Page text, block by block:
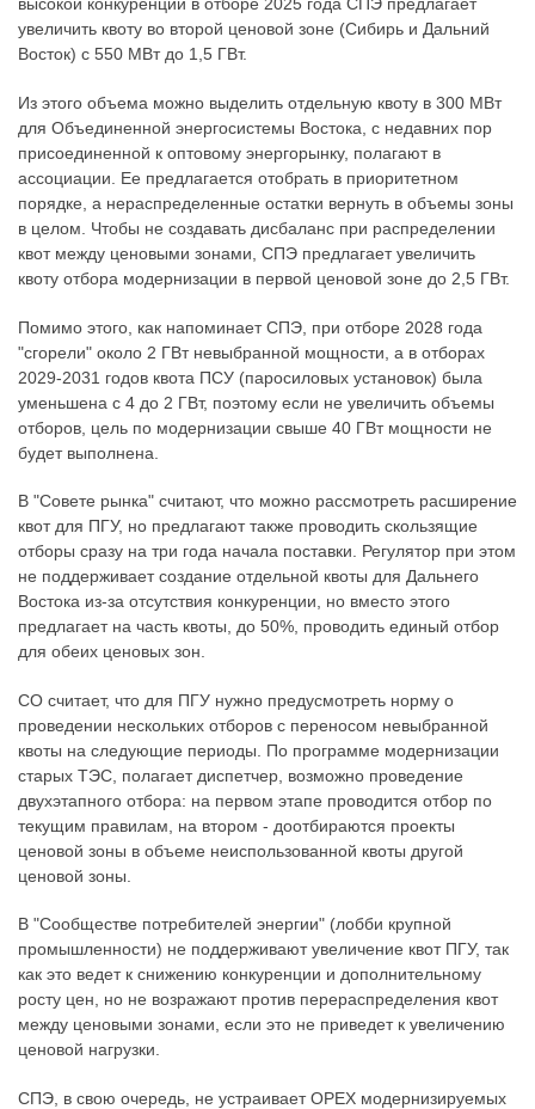
высокой конкуренции в отборе 2025 года СПЭ предлагает
увеличить квоту во второй ценовой зоне (Сибирь и Дальний
Восток) с 550 МВт до 1,5 ГВт.
Из этого объема можно выделить отдельную квоту в 300 МВт
для Объединенной энергосистемы Востока, с недавних пор
присоединенной к оптовому энергорынку, полагают в
ассоциации. Ее предлагается отобрать в приоритетном
порядке, а нераспределенные остатки вернуть в объемы зоны
в целом. Чтобы не создавать дисбаланс при распределении
квот между ценовыми зонами, СПЭ предлагает увеличить
квоту отбора модернизации в первой ценовой зоне до 2,5 ГВт.
Помимо этого, как напоминает СПЭ, при отборе 2028 года
"сгорели" около 2 ГВт невыбранной мощности, а в отборах
2029-2031 годов квота ПСУ (паросиловых установок) была
уменьшена с 4 до 2 ГВт, поэтому если не увеличить объемы
отборов, цель по модернизации свыше 40 ГВт мощности не
будет выполнена.
В "Совете рынка" считают, что можно рассмотреть расширение
квот для ПГУ, но предлагают также проводить скользящие
отборы сразу на три года начала поставки. Регулятор при этом
не поддерживает создание отдельной квоты для Дальнего
Востока из-за отсутствия конкуренции, но вместо этого
предлагает на часть квоты, до 50%, проводить единый отбор
для обеих ценовых зон.
СО считает, что для ПГУ нужно предусмотреть норму о
проведении нескольких отборов с переносом невыбранной
квоты на следующие периоды. По программе модернизации
старых ТЭС, полагает диспетчер, возможно проведение
двухэтапного отбора: на первом этапе проводится отбор по
текущим правилам, на втором - доотбираются проекты
ценовой зоны в объеме неиспользованной квоты другой
ценовой зоны.
В "Сообществе потребителей энергии" (лобби крупной
промышленности) не поддерживают увеличение квот ПГУ, так
как это ведет к снижению конкуренции и дополнительному
росту цен, но не возражают против перераспределения квот
между ценовыми зонами, если это не приведет к увеличению
ценовой нагрузки.
СПЭ, в свою очередь, не устраивает OPEX модернизируемых